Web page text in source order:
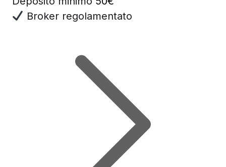
Broker regolamentato